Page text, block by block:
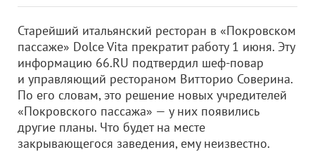
Старейший итальянский ресторан в «Покровском
пассаже» Dolce Vita прекратит работу 1 июня. Эту
информацию 66.RU подтвердил шеф-повар
и управляющий рестораном Витторио Соверина.
По его словам, это решение новых учредителей
«Покровского пассажа» — у них появились
другие планы. Что будет на месте
закрывающегося заведения, ему неизвестно.